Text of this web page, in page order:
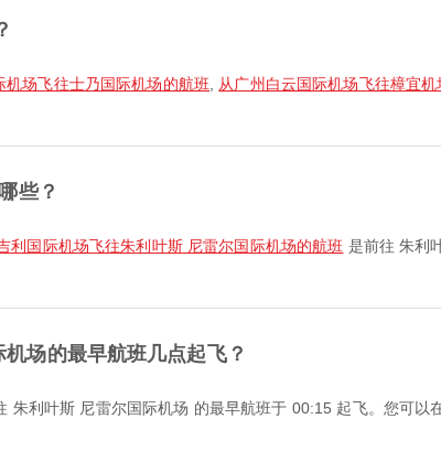
机场飞往士乃国际机场的航班 从广州白云国际机场飞往樟宜机
些？
利国际机场飞往朱利叶斯 尼雷尔国际机场的航班 是前往 朱利
场的最早航班几点起飞？
朱利叶斯 尼雷尔国际机场 的最早航班于 00:15 起飞。您可以